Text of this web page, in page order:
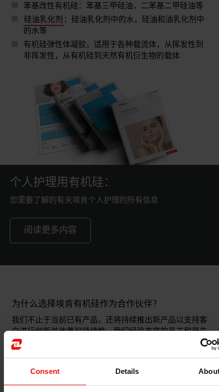
Consent Details
苯基改性有机硅：苯基三甲硅油，二苯基二甲硅油等
硅油乳化剂 ：硅油乳化剂中的水，硅油和油乳化剂中
的水等
有机硅弹性体凝胶，适用于各种载流体，从挥发性到
非挥发性，从有机硅到天然有机衍生物的载体
个人护理用有机硅：
您需要了解的有关埃肯个人护理的所有信息
阅读更多内容
为什么选择埃肯有机硅作为合作伙伴？
我们不止于当前已有产品，还将持续推出新产品以支持客
户进行创新并改善可持续性。我们经验丰富的员工和最先
进的应用实验室可以帮助您创造下一个创新产品。